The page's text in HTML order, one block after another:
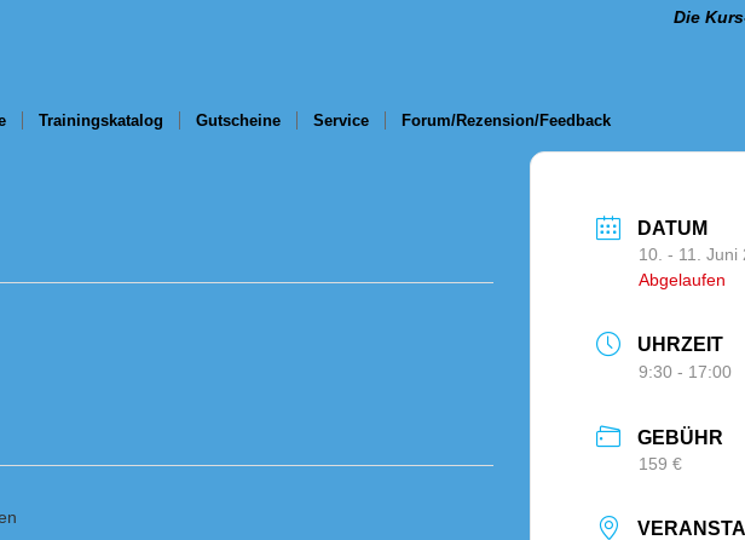
Die
Trainingskatalog Gutscheine Service Forum/Rezension/Feedback
DATUM
10. - 11. Juni
Abgelaufen
UHRZEIT
9:30 - 17:00
GEBÜHR
159 €